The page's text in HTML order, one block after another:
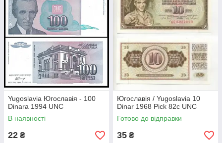
Yugoslavia Югославія - 100
Dinara 1994 UNC
В наявності
22 ₴
Югославія / Yugoslavia 10
Dinar 1968 Pick 82c UNC
Готово до відправки
35 ₴